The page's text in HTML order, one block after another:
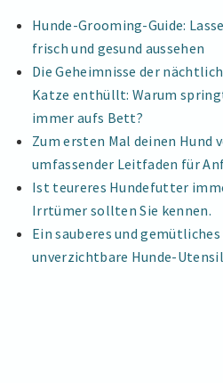
im
Hunde-Grooming-Guide:
frisch und gesund aussehen
Die Geheimnisse der
Katze enthüllt: Warum
immer aufs Bett?
Zum ersten Mal deinen Hund
umfassender Leitfaden für
Ist teureres Hundefutter
Irrtümer sollten Sie kennen.
Ein sauberes und gemütliches
unverzichtbare Hunde-